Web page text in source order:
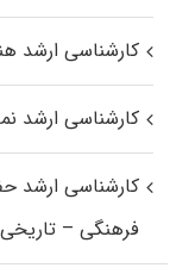
کارشناسی ارشد
کارشناسی ارشد
کارشناسی ارشد
فرهنگی – تاریخی